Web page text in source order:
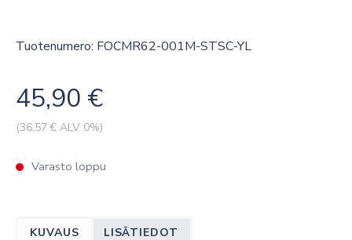
Tuotenumero: FOCMR62-001M-STSC-YL
45,90 €
(36,57€ ALV 0%)
Varasto loppu
KUVAUS LISÄTIEDOT